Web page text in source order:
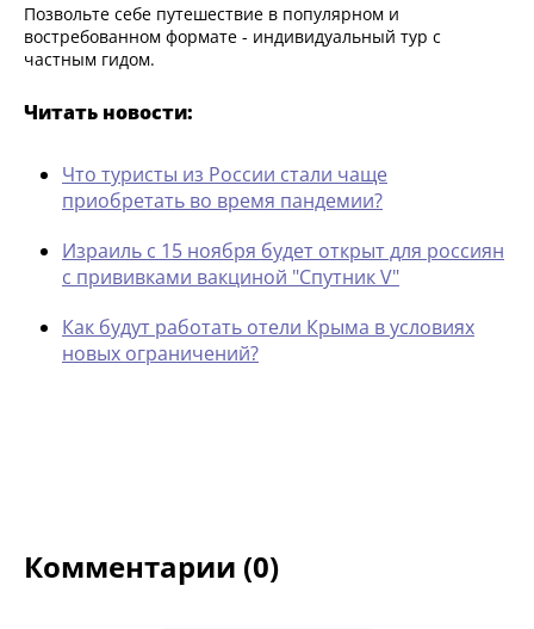
Позвольте себе путешествие в популярном и
востребованном формате - индивидуальный тур с
частным гидом.
Читать новости:
Что туристы из России стали чаще
приобретать во время пандемии?
Израиль с 15 ноября будет открыт для россиян
с прививками вакциной "Спутник V"
Как будут работать отели Крыма в условиях
новых ограничений?
Комментарии (0)